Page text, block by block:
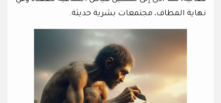
نهاية المطاف، مجتمعات بشرية حديثة.